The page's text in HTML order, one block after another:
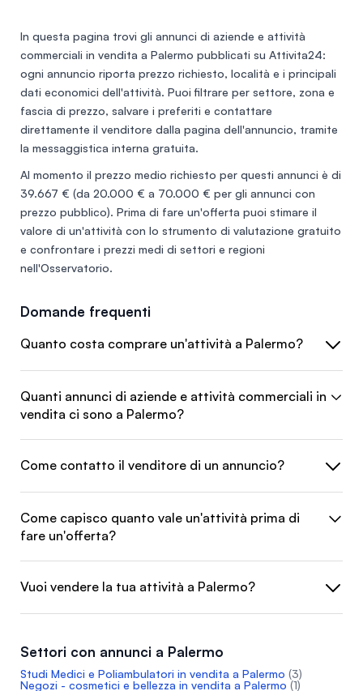
In questa pagina trovi gli annunci di aziende e attività
commerciali in vendita a Palermo pubblicati su Attivita24:
ogni annuncio riporta prezzo richiesto, località e i principali
dati economici dell'attività. Puoi filtrare per settore, zona e
fascia di prezzo, salvare i preferiti e contattare
direttamente il venditore dalla pagina dell'annuncio, tramite
la messaggistica interna gratuita.
Al momento il prezzo medio richiesto per questi annunci è di
39.667 € (da 20.000 € a 70.000 € per gli annunci con
prezzo pubblico). Prima di fare un'offerta puoi stimare il
valore di un'attività con lo strumento di valutazione gratuito
e confrontare i prezzi medi di settori e regioni
nell'Osservatorio.
Domande frequenti
Quanto costa comprare un'attività a Palermo?
Quanti annunci di aziende e attività commerciali in
vendita ci sono a Palermo?
Come contatto il venditore di un annuncio?
Come capisco quanto vale un'attività prima di
fare un'offerta?
Vuoi vendere la tua attività a Palermo?
Settori con annunci a Palermo
Studi Medici e Poliambulatori in vendita a Palermo (3)
Negozi - cosmetici e bellezza in vendita a Palermo (1)